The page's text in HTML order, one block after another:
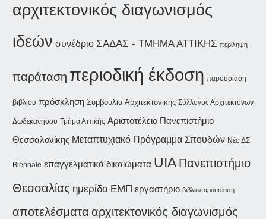
αρχιτεκτονικός διαγωνισμός
ιδεών συνέδριο ΣΑΔΑΣ - ΤΜΗΜΑ ΑΤΤΙΚΗΣ περίληψη
παράταση περιοδική έκδοση παρουσίαση
βιβλίου πρόσκληση Συμβούλια Αρχιτεκτονικής Σύλλογος Αρχιτεκτόνων
Δωδεκανήσου Τμήμα Αττικής Αριστοτέλειο Πανεπιστήμιο
Θεσσαλονίκης Μεταπτυχιακό Πρόγραμμα Σπουδών Νέο ΔΣ
Biennale επαγγελματικά δικαιώματα UIA Πανεπιστήμιο
Θεσσαλίας ημερίδα ΕΜΠ εργαστήριο βιβλιοπαρουσίαση
αποτελέσματα αρχιτεκτονικός διαγωνισμός